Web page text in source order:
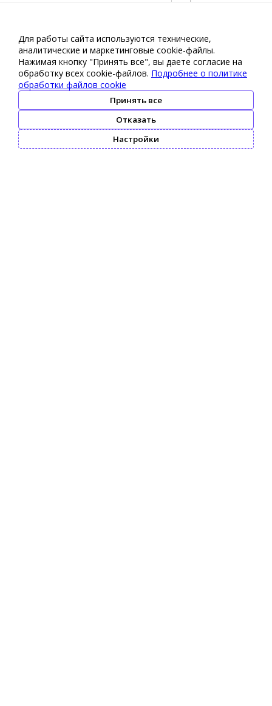
Для работы сайта используются технические,
аналитические и маркетинговые сооkіе-файлы.
Нажимая кнопку "Принять все", вы даете согласие на
обработку всех cookie-файлов. Подробнее о политике
обработки файлов cookie
Принять все
Отказать
Настройки